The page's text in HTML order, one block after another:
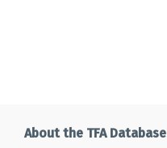
About the TFA Database